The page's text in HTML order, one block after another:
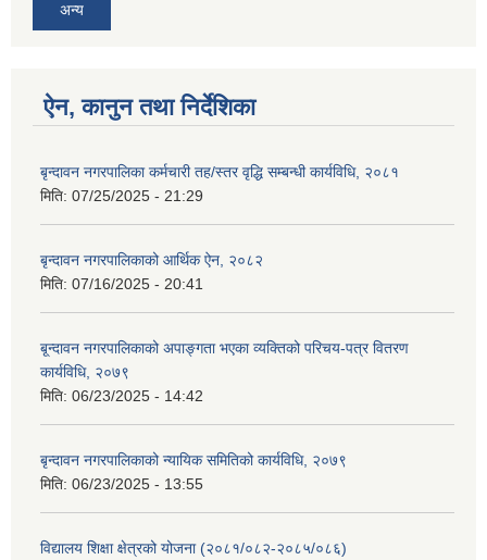
अन्य
ऐन, कानुन तथा निर्देशिका
बृन्दावन नगरपालिका कर्मचारी तह/स्तर वृद्धि सम्बन्धी कार्यविधि, २०८१
मिति: 07/25/2025 - 21:29
बृन्दावन नगरपालिकाको आर्थिक ऐन, २०८२
मिति: 07/16/2025 - 20:41
बृ्न्दावन नगरपालिकाको अपाङ्गता भएका व्यक्तिको परिचय-पत्र वितरण
कार्यविधि, २०७९
मिति: 06/23/2025 - 14:42
बृन्दावन नगरपालिकाको न्यायिक समितिको कार्यविधि, २०७९
मिति: 06/23/2025 - 13:55
विद्यालय शिक्षा क्षेत्रको योजना (२०८१/०८२-२०८५/०८६)